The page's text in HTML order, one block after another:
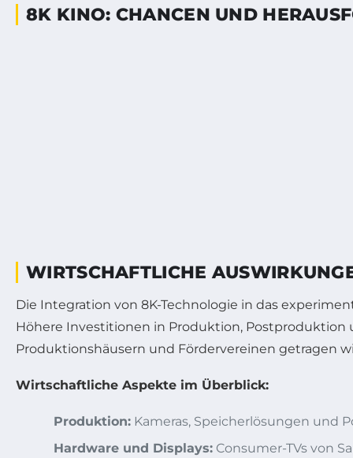
8K KINO: CHANCEN UND
WIRTSCHAFTLICHE
Die Integration von 8K-Technologie in das
Höhere Investitionen in Produktion, Postproduktion
Produktionshäusern und Fördervereinen getragen
Wirtschaftliche Aspekte im Überblick:
Produktion: Kameras, Speicherlösungen und
Hardware und Displays: Consumer-TVs von